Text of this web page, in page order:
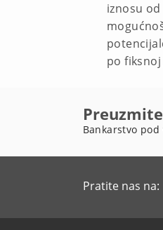
iznosu
po
Bankarstvo
Pratite nas na: